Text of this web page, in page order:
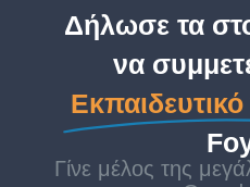
Δήλωσε τα
να
Γίνε μέλος της